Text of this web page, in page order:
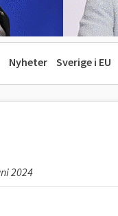
Nyheter Sverige i EU
2024